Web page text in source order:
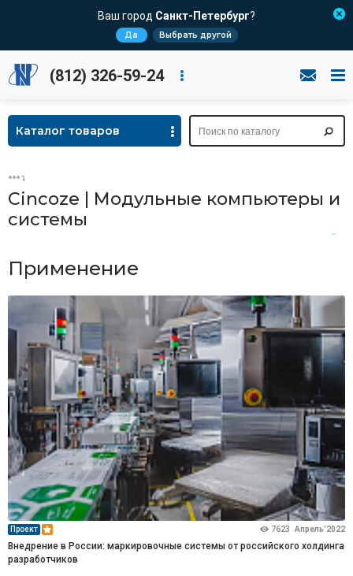
Ваш город Санкт-Петербург?
Да Выбрать другой
(812) 326-59-24
Каталог товаров
Cincoze | Модульные компьютеры и
системы
Применение
Новости
Применение
Проект 7623 Апрель’2022
Внедрение в России: маркировочные системы от российского холдинга
разработчиков